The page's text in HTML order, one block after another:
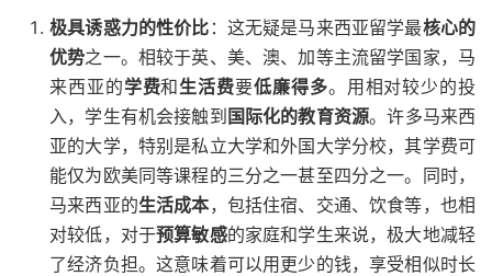
极具诱惑力的性价比 ：这无疑是马来西亚留学最核心的
优势之一。相较于英、美、澳、加等主流留学国家，马
来西亚的学费和生活费要低廉得多。用相对较少的投
入，学生有机会接触到 国际化的教育资源。许多马来西
亚的大学，特别是私立大学和外国大学分校，其学费可
能仅为欧美同等课程的三分之一甚至四分之一。同时，
马来西亚的生活成本，包括住宿、交通、饮食等，也相
对较低，对于预算敏感的家庭和学生来说，极大地减轻
了经济负担。这意味着可以用更少的钱，享受相似时长